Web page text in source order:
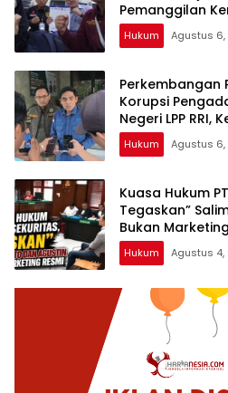
Pemanggilan
Hukum Agustus
Perkembangan
Korupsi
Negeri LPP RRI,
Satu Tersangka
Hukum Agustus
Kuasa Hukum
Tegaskan”
Bukan
Hukum Agustus 4,